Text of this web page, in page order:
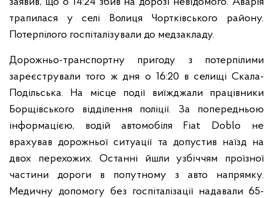
трапилася у селі Волиця Чортківського району.
Потерпілого госпіталізували до медзакладу.
Дорожньо-транспортну пригоду з потерпілими
зареєстрували того ж дня о 16:20 в селищі Скала-
Подільська. На місце події виїжджали працівники
Борщівського відділення поліції. За попередньою
інформацією, водій автомобіля Fiat Doblo не
врахував дорожньої ситуації та допустив наїзд на
двох перехожих. Останні йшли узбіччям проїзної
частини дороги в попутному з авто напрямку.
Медичну допомогу без госпіталізації надавали 65-